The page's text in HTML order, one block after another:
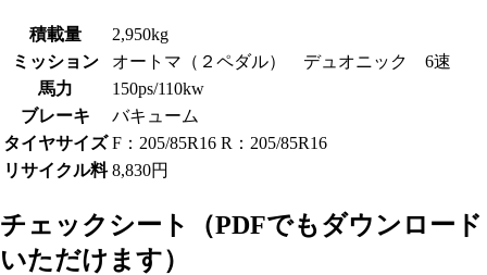
積載量
2,950kg
ミッション
オートマ（２ペダル） デュオニック 6速
馬力
150ps/110kw
ブレーキ
バキューム
タイヤサイズ F：205/85R16 R：205/85R16
リサイクル料 8,830円
チェックシート
（PDFでもダウンロード
いただけます）